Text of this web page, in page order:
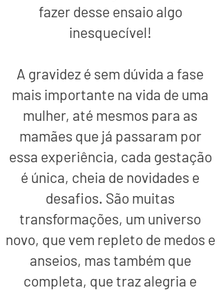
fazer desse ensaio algo
inesquecível!
A gravidez é sem dúvida a fase
mais importante na vida de uma
mulher, até mesmos para as
mamães que já passaram por
essa experiência, cada gestação
é única, cheia de novidades e
desafios. São muitas
transformações, um universo
novo, que vem repleto de medos e
anseios, mas também que
completa, que traz alegria e